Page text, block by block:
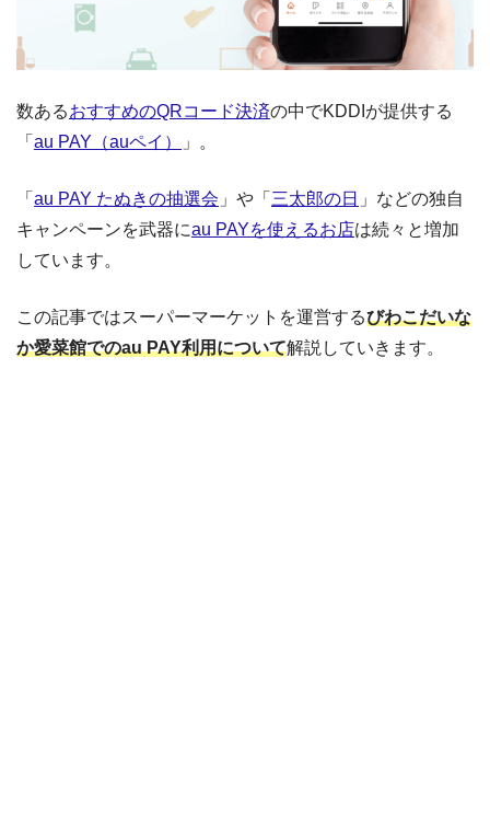
数あるおすすめのQRコード決済の中でKDDIが提供する
「 au PAY（auペイ） 」。
「 au PAY たぬきの抽選会 」や「 三太郎の日 」などの独自
キャンペーンを武器にau PAYを使えるお店は続々と増加
しています。
この記事ではスーパーマーケットを運営するびわこだいな
か愛菜館でのau PAY利用について解説していきます。